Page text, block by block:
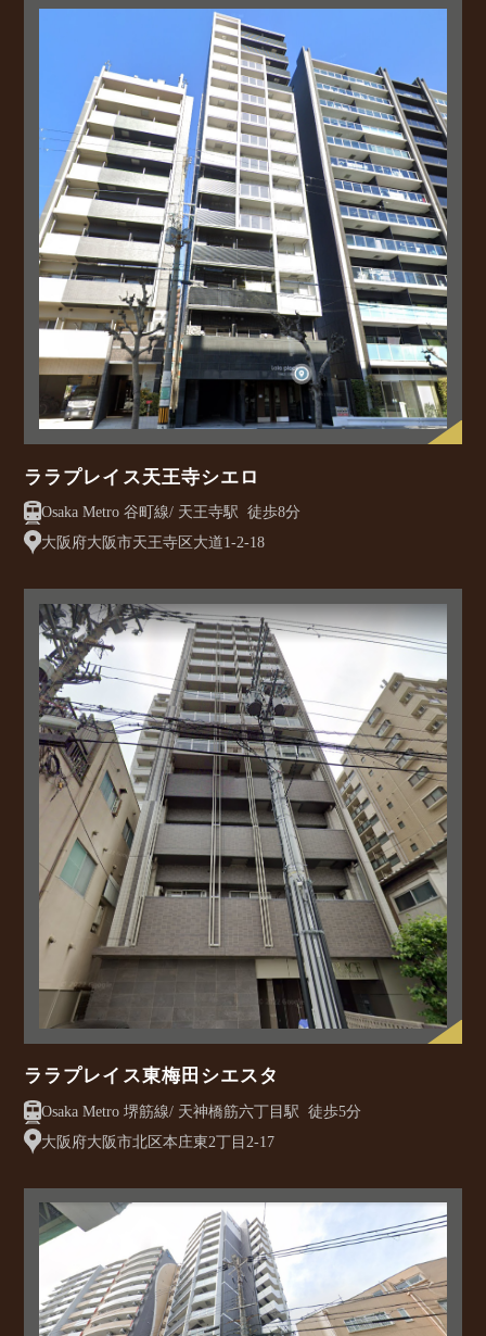
ララプレイス天王寺シエロ
Osaka Metro 谷町線/ 天王寺駅 徒歩8分
大阪府大阪市天王寺区大道1-2-18
ララプレイス東梅田シエスタ
Osaka Metro 堺筋線/ 天神橋筋六丁目駅 徒歩5分
大阪府大阪市北区本庄東2丁目2-17